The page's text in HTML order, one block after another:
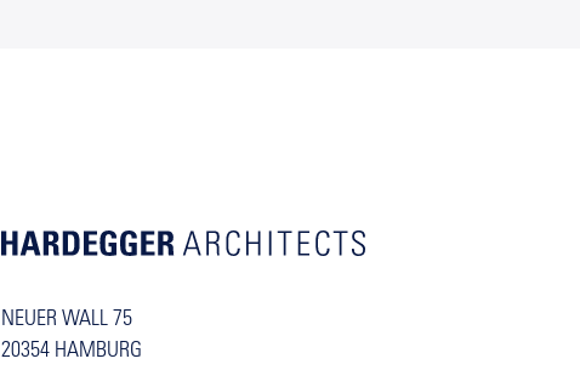
NEUER WALL 75
20354 HAMBURG